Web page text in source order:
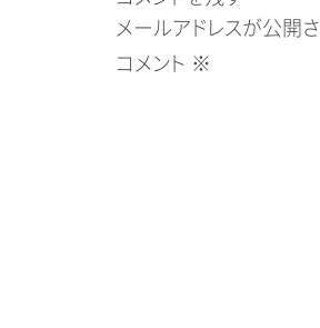
メールアドレスが公開
コメント ※